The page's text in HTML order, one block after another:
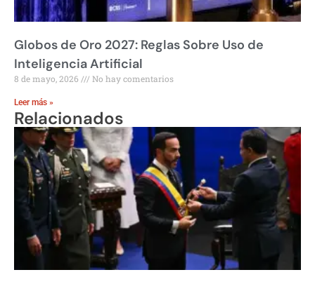
Globos de Oro 2027: Reglas Sobre Uso de
Inteligencia Artificial
8 de mayo, 2026 No hay comentarios
Leer más »
Relacionados